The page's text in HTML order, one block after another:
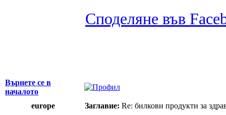
Споделяне във
Върнете се в
началото
europe
Заглавие: Re: билкови продукти за